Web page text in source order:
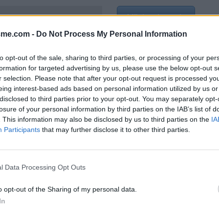
- Do Not Process My Personal Information
opt-out of the sale, sharing to third parties, or processing of your
for targeted advertising by us, please use the below opt-out
selection. Please note that after your opt-out request is processed
interest-based ads based on personal information utilized by us
to third parties prior to your opt-out. You may separately
of your personal information by third parties on the IAB’s list of
This information may also be disclosed by us to third parties on the
Participants that may further disclose it to other third parties.
Data Processing Opt Outs
opt-out of the Sharing of my personal data.
Alpes)
Afficher la carte